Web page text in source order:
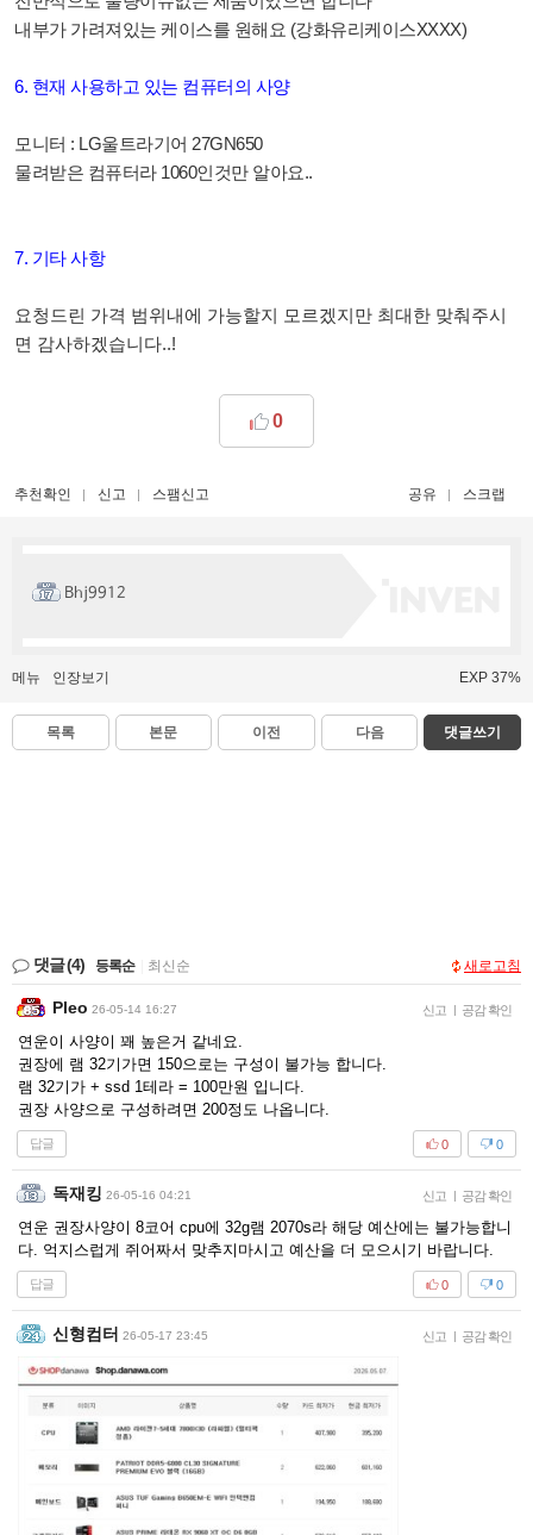
내부가 가려져있는 케이스를 원해요 (강화유리케이스XXXX)
6. 현재 사용하고 있는 컴퓨터의 사양
모니터 : LG울트라기어 27GN650
물려받은 컴퓨터라 1060인것만 알아요..
7. 기타 사항
요청드린 가격 범위내에 가능할지 모르겠지만 최대한 맞춰주시
면 감사하겠습니다..!
0
추천확인 신고 스팸신고 공유 스크랩
Bhj9912
메뉴 인장보기 EXP 37%
목록 본문 이전 다음 댓글쓰기
댓글(4) 등록순 최신순 새로고침
Pleo 26-05-14 16:27 신고 | 공감 확인
연운이 사양이 꽤 높은거 같네요.
권장에 램 32기가면 150으로는 구성이 불가능 합니다.
램 32기가 + ssd 1테라 = 100만원 입니다.
권장 사양으로 구성하려면 200정도 나옵니다.
답글 0
0
독재킹 26-05-16 04:21 신고 | 공감 확인
연운 권장사양이 8코어 cpu에 32g램 2070s라 해당 예산에는 불가능합니
다. 억지스럽게 쥐어짜서 맞추지마시고 예산을 더 모으시기 바랍니다.
답글 0
0
신형컴터 26-05-17 23:45 신고 | 공감 확인